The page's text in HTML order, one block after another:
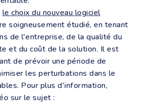
le choix du nouveau logiciel
soigneusement étudié, en tenant
de l'entreprise, de la qualité du
et du coût de la solution. Il est
de prévoir une période de
les perturbations dans le
Pour plus d'information,
sur le sujet :